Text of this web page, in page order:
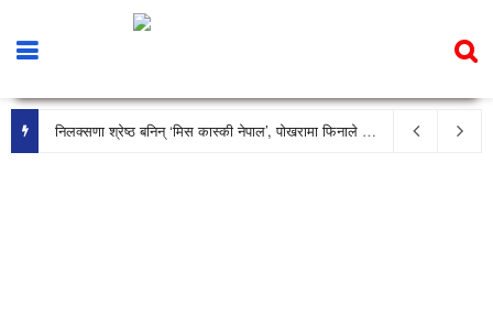
निलक्सणा श्रेष्ठ बनिन् ‘मिस कास्की नेपाल’, पोखरामा फिनाले भव्य रूपमा सम्पन्न